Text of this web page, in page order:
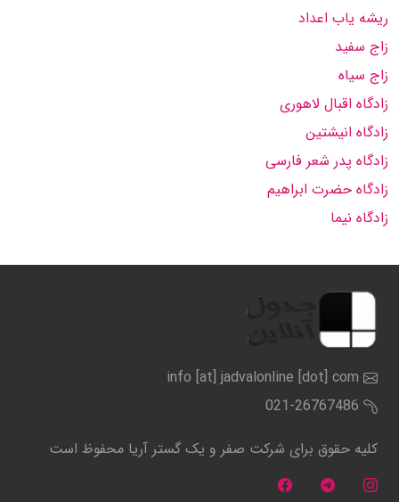
ریشه یاب اعداد
زاج سفید
زاج سیاه
زادگاه اقبال لاهوری
زادگاه انیشتین
زادگاه پدر شعر فارسی
زادگاه حضرت ابراهیم
زادگاه نیما
info [at] jadvalonline [dot] com
021-26767486
کلیه حقوق برای شرکت صفر و یک گستر آریا محفوظ است